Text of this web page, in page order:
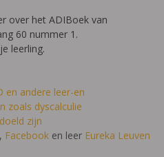
over het ADIBoek van
60 nummer 1.
leerling.
en andere leer-en
zoals dyscalculie
zijn
, Facebook en leer Eureka Leuven